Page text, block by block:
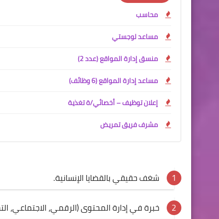
محاسب
مساعد لوجستي
منسق إدارة المواقع (عدد 2)
مساعد إدارة المواقع (6 وظائف)
إعلان توظيف – أخصائي/ة تغذية
مشرف فريق تمريض
شغف حقيقي بالقضايا الإنسانية.
خبرة في إدارة المحتوى (الرقمي، الاجتماعي،